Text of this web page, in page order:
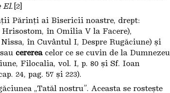
El. [2]
Părinți ai Bisericii noastre, drept:
în Omilia V la Facere),
în Cuvântul I, Despre Rugăciune) și
cererea celor ce se cuvin de la Dumnezeu
Filocalia, vol. I, p. 80 și Sf. Ioan
24, pag. 57 și 223).
„Tatăl nostru”. Aceasta se rostește